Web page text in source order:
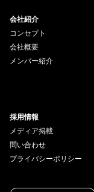
会社紹介
コンセプト
会社概要
メンバー紹介
採用情報
メディア掲載
問い合わせ
プライバシーポリシー